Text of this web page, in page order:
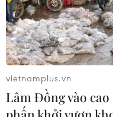
vietnamplus.vn
Lâm Đồng vào